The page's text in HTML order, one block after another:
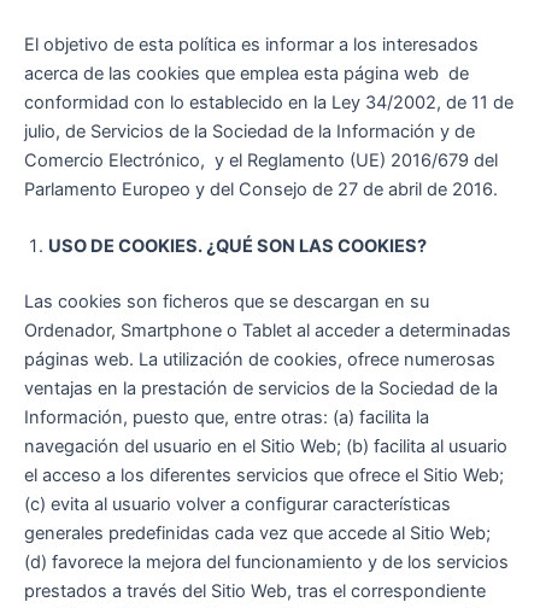
El objetivo de esta política es informar a los interesados
acerca de las cookies que emplea esta página web de
conformidad con lo establecido en la Ley 34/2002, de 11 de
julio, de Servicios de la Sociedad de la Información y de
Comercio Electrónico, y el Reglamento (UE) 2016/679 del
Parlamento Europeo y del Consejo de 27 de abril de 2016.
USO DE COOKIES. ¿QUÉ SON LAS COOKIES?
Las cookies son ficheros que se descargan en su
Ordenador, Smartphone o Tablet al acceder a determinadas
páginas web. La utilización de cookies, ofrece numerosas
ventajas en la prestación de servicios de la Sociedad de la
Información, puesto que, entre otras: (a) facilita la
navegación del usuario en el Sitio Web; (b) facilita al usuario
el acceso a los diferentes servicios que ofrece el Sitio Web;
(c) evita al usuario volver a configurar características
generales predefinidas cada vez que accede al Sitio Web;
(d) favorece la mejora del funcionamiento y de los servicios
prestados a través del Sitio Web, tras el correspondiente